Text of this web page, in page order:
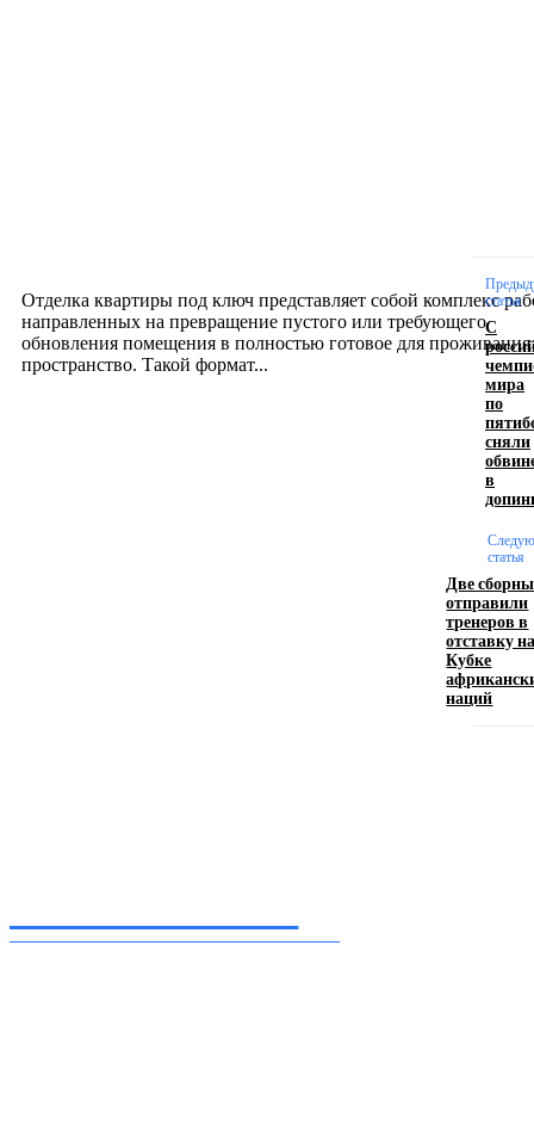
Отделка квартиры под ключ представляет собой комплекс
направленных на превращение пустого или требующего
обновления помещения в полностью готовое для проживания
пространство. Такой формат...
логотипом: эффективный инструмент бренда
Девушка в бокале: легендарный номер бурлеска
статья
С
мира
по
сняли
в
статья
Две
отправили
тренеров в
отставку
Кубке
наций